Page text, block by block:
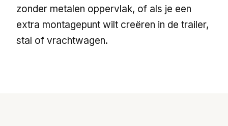
zonder metalen oppervlak, of als je een
extra montagepunt wilt creëren in de trailer,
stal of vrachtwagen.